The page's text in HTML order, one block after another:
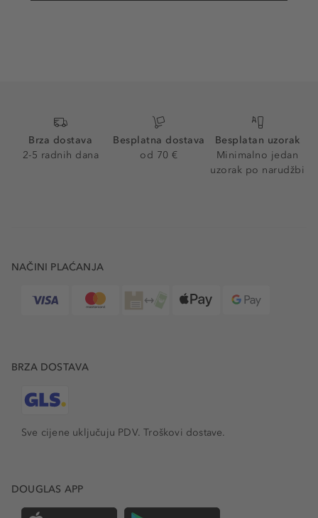
Brza dostava
2-5 radnih dana
Besplatna dostava
od 70 €
Besplatan uzorak
Minimalno jedan
uzorak po narudžbi
NAČINI PLAĆANJA
BRZA DOSTAVA
Sve cijene uključuju PDV.Troškovi dostave.
DOUGLAS APP